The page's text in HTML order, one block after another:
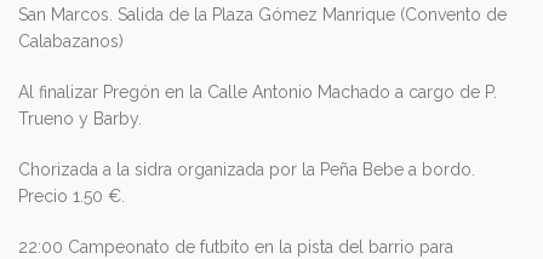
San Marcos. Salida de la Plaza Gómez Manrique (Convento de
Calabazanos)
Al finalizar Pregón en la Calle Antonio Machado a cargo de P.
Trueno y Barby.
Chorizada a la sidra organizada por la Peña Bebe a bordo.
Precio 1.50 €.
22:00 Campeonato de futbito en la pista del barrio para